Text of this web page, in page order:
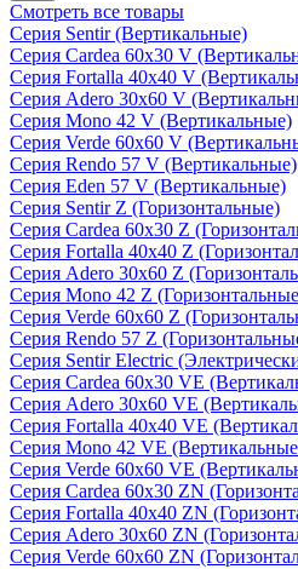
Смотреть все товары
Серия Sentir (Вертикальные)
Серия Cardea 60х30 V
Серия Fortalla 40х40 V
Серия Adero 30х60 V
Серия Mono 42 V (Вертикальные)
Серия Verde 60х60 V
Серия Rendo 57 V (Вертикальные)
Серия Eden 57 V (Вертикальные)
Серия Sentir Z (Горизонтальные)
Серия Cardea 60х30 Z
Серия Fortalla 40х40 Z
Серия Adero 30х60 Z
Серия Mono 42 Z
Серия Verde 60х60 Z
Серия Rendo 57 Z
Серия Sentir Electric
Серия Cardea 60х30 VE
Серия Adero 30х60 VE
Серия Fortalla 40х40 VE
Серия Mono 42 VE (Вертикальные
Серия Verde 60х60 VE
Серия Cardea 60х30 ZN
Серия Fortalla 40х40 ZN
Серия Adero 30х60 ZN
Серия Verde 60х60 ZN